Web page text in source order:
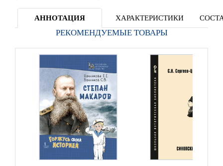
АННОТАЦИЯ ХАРАКТЕРИСТИКИ
РЕКОМЕНДУЕМЫЕ ТОВАРЫ